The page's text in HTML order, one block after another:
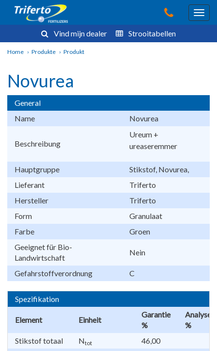
Vind mijn dealer Strooitabellen
Home › Produkte › Produkt
Novurea
General
Name
Novurea
Beschreibung
Ureum +
ureaseremmer
Hauptgruppe
Stikstof, Novurea,
Lieferant
Triferto
Hersteller
Triferto
Form
Granulaat
Farbe
Groen
Geeignet für Bio-
Landwirtschaft
Nein
Gefahrstoffverordnung C
Spezifikation
Element Einheit
Garantie
%
Analyse
%
Stikstof totaal
Ntot
46,00